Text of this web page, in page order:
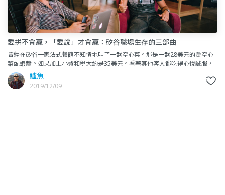
愛拼不會贏，「愛說」才會贏：矽谷職場生存的三部曲
曾經在矽谷一家法式餐館不知情地叫了一盤空心菜。那是一盤28美元的燙空心
菜配蝦醬。如果加上小費和稅大約是35美元。看著其他客人都吃得心悅誠服，
我深深體驗到腳踏實地賺的是十趴血汗錢，包裝賺的是十倍品牌錢，
鱸魚
2019/12/09